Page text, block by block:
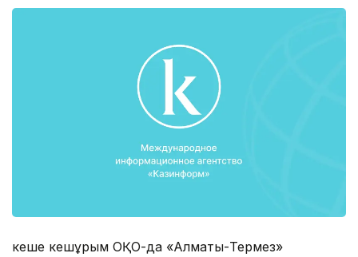
кеше кешқұрым ОҚО-да «Алматы-Термез»